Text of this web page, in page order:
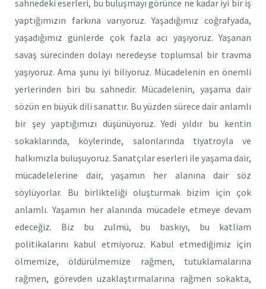
sahnedeki eserleri, bu buluşmayı görünce ne kadar iyi bir iş
yaptığımızın farkına varıyoruz. Yaşadığımız coğrafyada,
yaşadığımız günlerde çok fazla acı yaşıyoruz. Yaşanan
savaş sürecinden dolayı neredeyse toplumsal bir travma
yaşıyoruz. Ama şunu iyi biliyoruz. Mücadelenin en önemli
yerlerinden biri bu sahnedir. Mücadelenin, yaşama dair
sözün en büyük dili sanattır. Bu yüzden sürece dair anlamlı
bir şey yaptığımızı düşünüyoruz. Yedi yıldır bu kentin
sokaklarında, köylerinde, salonlarında tiyatroyla ve
halkımızla buluşuyoruz. Sanatçılar eserleri ile yaşama dair,
mücadelelerine dair, yaşamın her alanına dair söz
söylüyorlar. Bu birlikteliği oluşturmak bizim için çok
anlamlı. Yaşamın her alanında mücadele etmeye devam
edeceğiz. Biz bu zulmü, bu baskıyı, bu katliam
politikalarını kabul etmiyoruz. Kabul etmediğimiz için
ölmemize, öldürülmemize rağmen, tutuklamalarına
rağmen, görevden uzaklaştırmalarına rağmen sokakta,